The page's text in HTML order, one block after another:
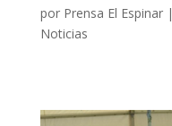
por Prensa El Espinar|
Noticias